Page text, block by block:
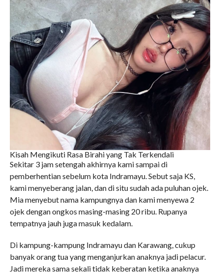
Kisah Mengikuti Rasa Birahi yang Tak Terkendali
Sekitar 3 jam setengah akhirnya kami sampai di
pemberhentian sebelum kota Indramayu. Sebut saja KS,
kami menyeberang jalan, dan di situ sudah ada puluhan ojek.
Mia menyebut nama kampungnya dan kami menyewa 2
ojek dengan ongkos masing-masing 20 ribu. Rupanya
tempatnya jauh juga masuk kedalam.
Di kampung-kampung Indramayu dan Karawang, cukup
banyak orang tua yang menganjurkan anaknya jadi pelacur.
Jadi mereka sama sekali tidak keberatan ketika anaknya